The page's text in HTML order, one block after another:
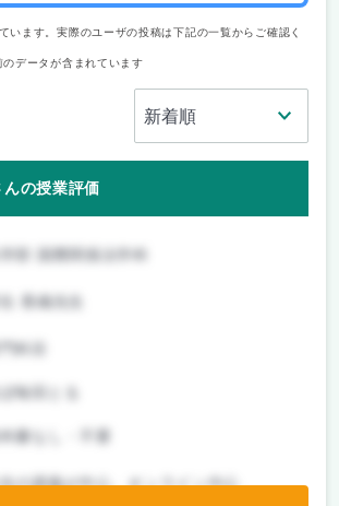
います。実際のユーザの投稿は下記の一覧からご確認く
データが含まれています
の授業評価
生 香織先生
ぼ毎回とる
科書なし・不要
生の講義が中心、オンライン中心